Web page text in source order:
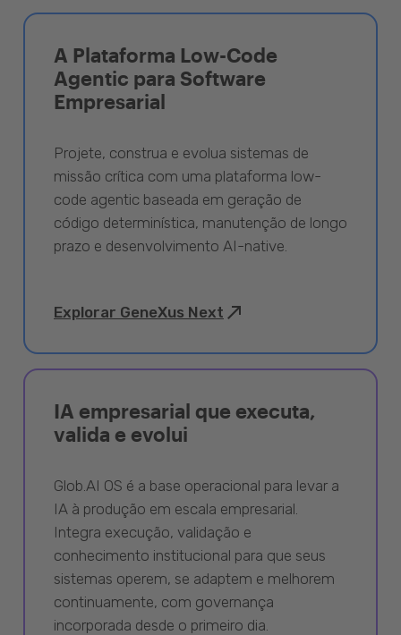
A Plataforma Low-Code
Agentic para Software
Empresarial
Projete, construa e evolua sistemas de
missão crítica com uma plataforma low-
code agentic baseada em geração de
código determinística, manutenção de longo
prazo e desenvolvimento AI-native.
Explorar GeneXus Next
IA empresarial que executa,
valida e evolui
Glob.AI OS é a base operacional para levar a
IA à produção em escala empresarial.
Integra execução, validação e
conhecimento institucional para que seus
sistemas operem, se adaptem e melhorem
continuamente, com governança
incorporada desde o primeiro dia.